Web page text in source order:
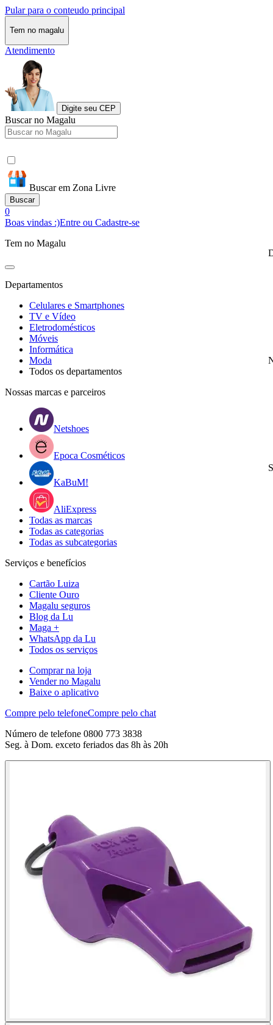
Pular para o conteudo principal
Tem no magalu
Atendimento
Digite seu CEP
Buscar no Magalu
Buscar em Zona Livre
Buscar
0
Boas vindas :)Entre ou Cadastre-se
Tem no Magalu
Departamentos
Celulares e Smartphones
TV e Vídeo
Eletrodomésticos
Móveis
Informática
Moda
Todos os departamentos
Nossas marcas e parceiros
Netshoes
Epoca Cosméticos
KaBuM!
AliExpress
Todas as marcas
Todas as categorias
Todas as subcategorias
Serviços e benefícios
Cartão Luiza
Cliente Ouro
Magalu seguros
Blog da Lu
Maga +
WhatsApp da Lu
Todos os serviços
Comprar na loja
Vender no Magalu
Baixe o aplicativo
Compre pelo telefoneCompre pelo chat
Número de telefone 0800 773 3838
Seg. à Dom. exceto feriados das 8h às 20h